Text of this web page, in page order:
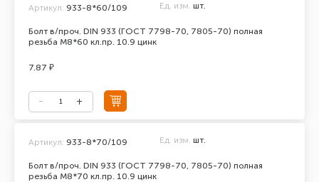
Болт в/проч. DIN 933 (ГОСТ 7798-70, 7805-70) полная
резьба М8*60 кл.пр. 10.9 цинк
Артикул: 933-8*60/109 Ед. изм. шт.
7.87 ₽
Болт в/проч. DIN 933 (ГОСТ 7798-70, 7805-70) полная
резьба М8*70 кл.пр. 10.9 цинк
Артикул: 933-8*70/109 Ед. изм. шт.